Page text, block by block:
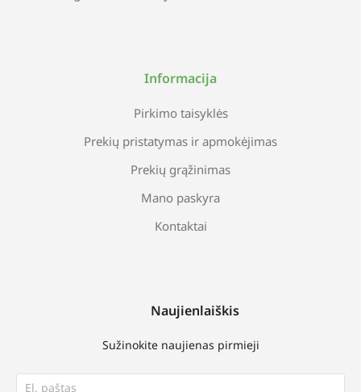
Informacija
Pirkimo taisyklės
Prekių pristatymas ir apmokėjimas
Prekių grąžinimas
Mano paskyra
Kontaktai
Naujienlaiškis
Sužinokite naujienas pirmieji